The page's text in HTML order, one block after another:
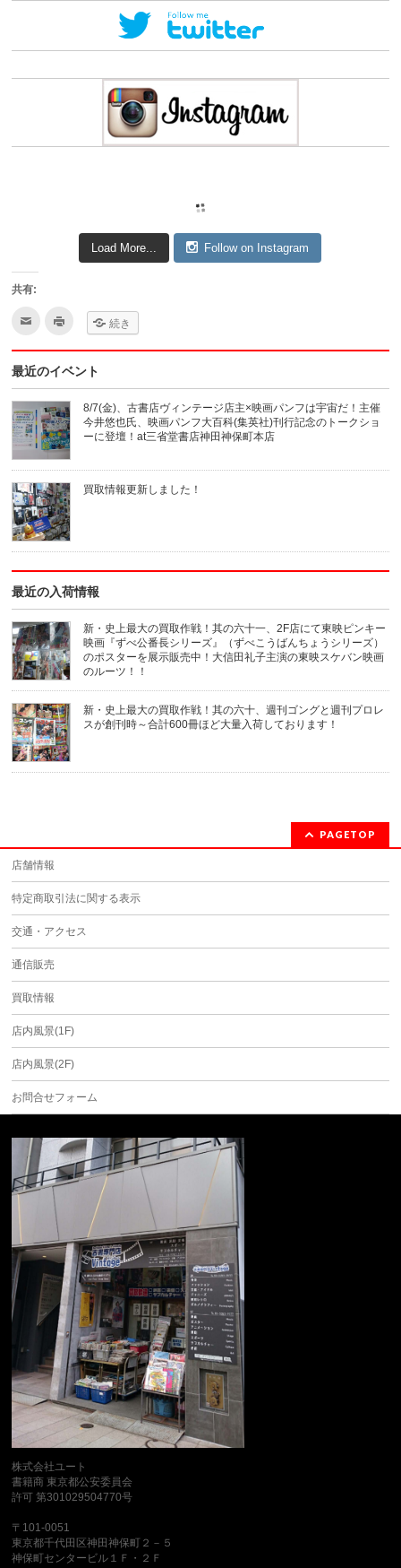
Load More... Follow on Instagram
共有:
ク
し
て
達
へ
メ
ー
ル
で
送
信
(新
し
い
ウ
ィ
ン
ド
ウ
開
き
ま
す)
ク
て
刷
(新
し
い
ウ
ィ
ン
ド
ウ
で
開
き
ま
す)
続き
最近のイベント
8/7(金)、古書店ヴィンテージ店主×映画パンフは宇宙だ！主催
今井悠也氏、映画パンフ大百科(集英社)刊行記念のトークショ
ーに登壇！at三省堂書店神田神保町本店
買取情報更新しました！
最近の入荷情報
新・史上最大の買取作戦！其の六十一、2F店にて東映ピンキー
映画『ずべ公番長シリーズ』（ずべこうばんちょうシリーズ）
のポスターを展示販売中！大信田礼子主演の東映スケバン映画
のルーツ！！
新・史上最大の買取作戦！其の六十、週刊ゴングと週刊プロレ
スが創刊時～合計600冊ほど大量入荷しております！
PAGETOP
店舗情報
特定商取引法に関する表示
交通・アクセス
通信販売
買取情報
店内風景(1F)
店内風景(2F)
お問合せフォーム
株式会社ユート
書籍商 東京都公安委員会
許可 第301029504770号
〒101-0051
東京都千代田区神田神保町２－５
神保町センタービル１Ｆ・２Ｆ